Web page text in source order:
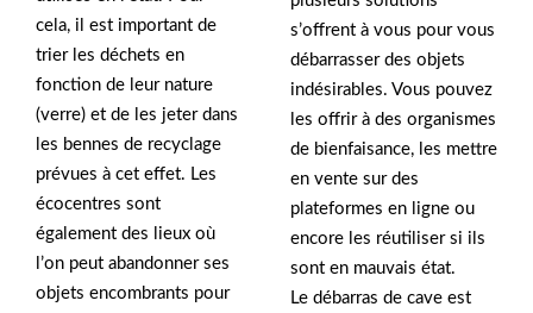
cela, il est important de
trier les déchets en
fonction de leur nature
(verre) et de les jeter dans
les bennes de recyclage
prévues à cet effet. Les
écocentres sont
également des lieux où
l’on peut abandonner ses
objets encombrants pour
s’offrent à vous pour vous
débarrasser des objets
indésirables. Vous pouvez
les offrir à des organismes
de bienfaisance, les mettre
en vente sur des
plateformes en ligne ou
encore les réutiliser si ils
sont en mauvais état.
Le débarras de cave est